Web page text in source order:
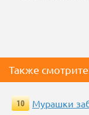
Также
10 Мурашки